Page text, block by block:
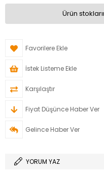
Ürün
Favorilere Ekle
İstek Listeme Ekle
Karşılaştır
Fiyat Düşünce Haber Ver
Gelince Haber Ver
YORUM YAZ